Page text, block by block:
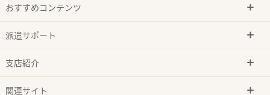
おすすめコンテンツ
派遣サポート
支店紹介
関連サイト